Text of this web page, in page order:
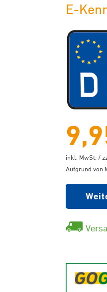
E-
inkl. MwSt. /
Aufgrund von